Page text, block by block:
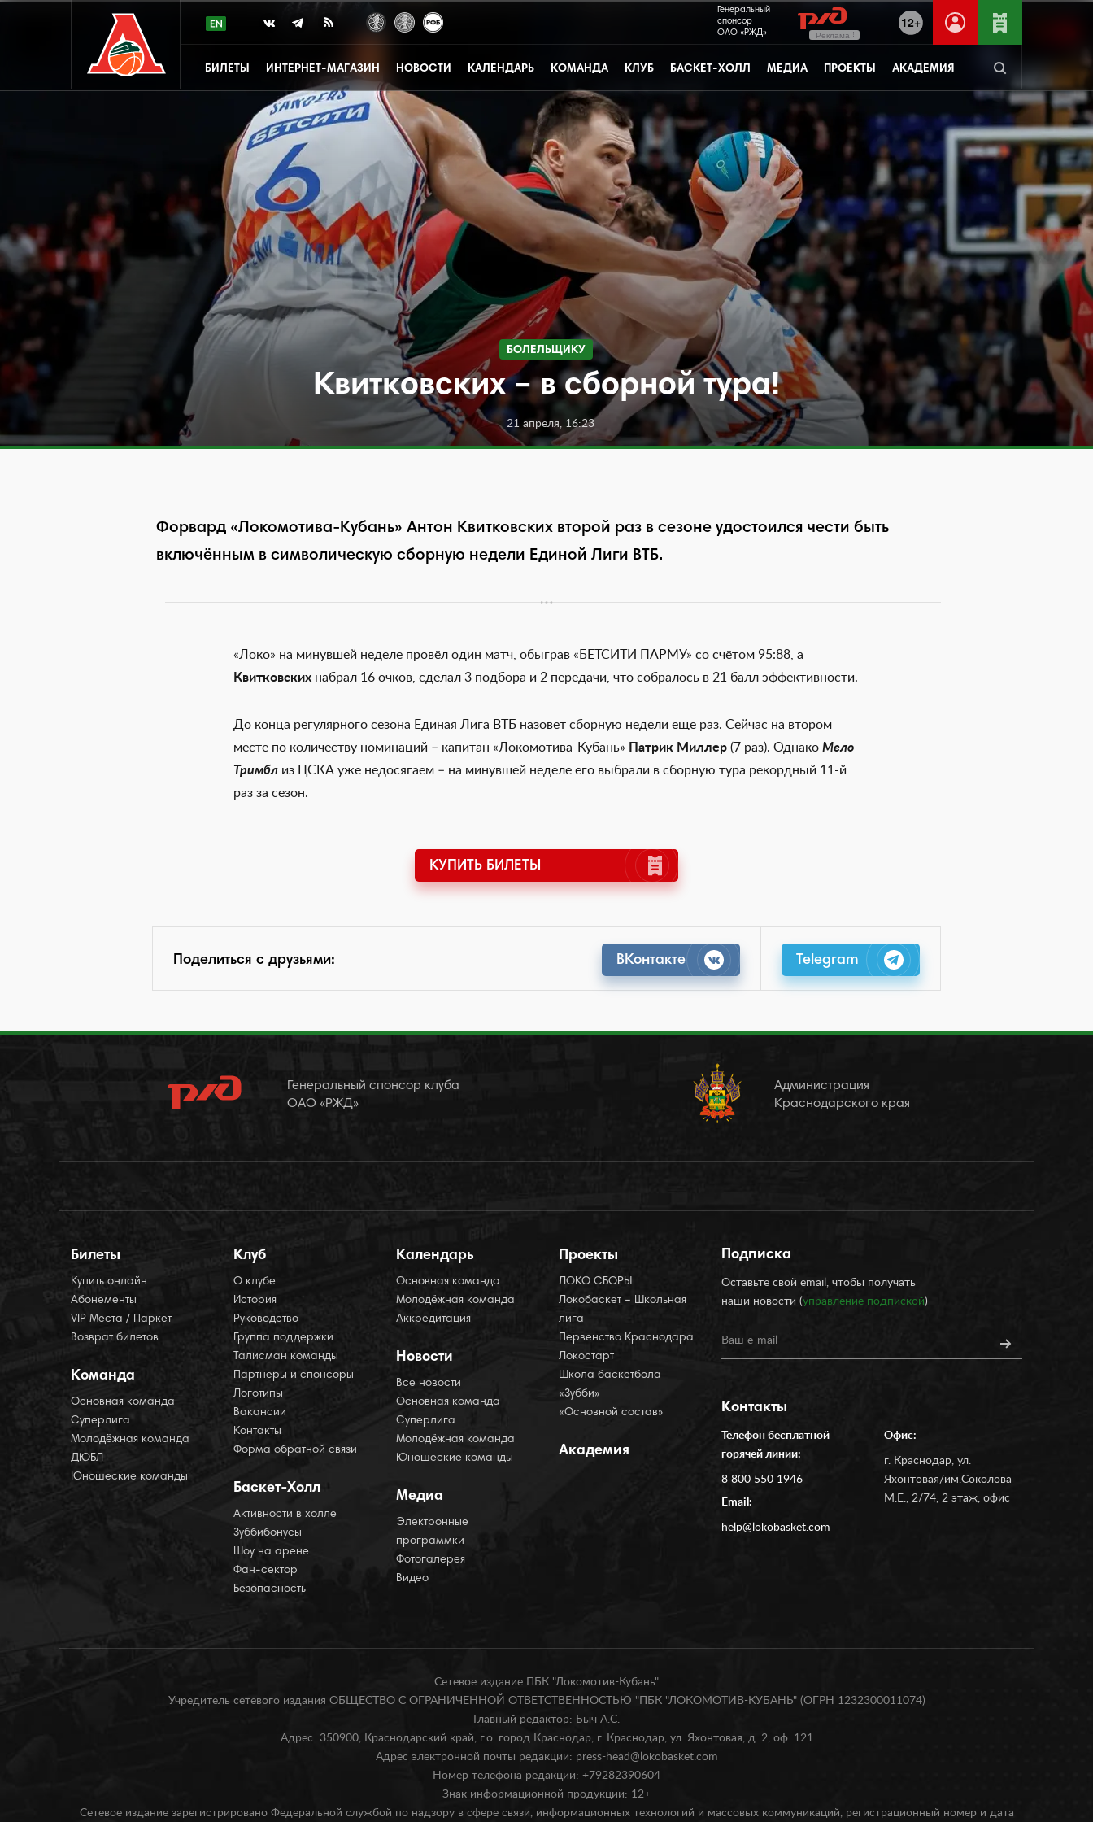
12+
Генеральный
спонсор
ОАО «РЖД»
Реклама
БИЛЕТЫ ИНТЕРНЕТ-МАГАЗИН НОВОСТИ КАЛЕНДАРЬ КОМАНДА КЛУБ БАСКЕТ-ХОЛЛ МЕДИА ПРОЕКТЫ АКАДЕМИЯ
БОЛЕЛЬЩИКУ
Квитковских – в сборной тура!
21 апреля, 16:23
Форвард «Локомотива-Кубань» Антон Квитковских второй раз в сезоне удостоился чести быть
включённым в символическую сборную недели Единой Лиги ВТБ.
«Локо» на минувшей неделе провёл один матч, обыграв «БЕТСИТИ ПАРМУ» со счётом 95:88, а
Квитковских набрал 16 очков, сделал 3 подбора и 2 передачи, что собралось в 21 балл эффективности.
До конца регулярного сезона Единая Лига ВТБ назовёт сборную недели ещё раз. Сейчас на втором
месте по количеству номинаций – капитан «Локомотива-Кубань» Патрик Миллер (7 раз). Однако Мело
Тримбл из ЦСКА уже недосягаем – на минувшей неделе его выбрали в сборную тура рекордный 11-й
раз за сезон.
КУПИТЬ БИЛЕТЫ
Поделиться с друзьями: ВКонтакте Telegram
Генеральный спонсор клуба
ОАО «РЖД»
Администрация
Краснодарского края
Билеты
Купить онлайн
Абонементы
VIP Места / Паркет
Возврат билетов
Команда
Основная команда
Суперлига
Молодёжная команда
ДЮБЛ
Юношеские команды
Клуб
О клубе
История
Руководство
Группа поддержки
Талисман команды
Партнеры и спонсоры
Логотипы
Вакансии
Контакты
Форма обратной связи
Баскет-Холл
Активности в холле
Зуббибонусы
Шоу на арене
Фан-сектор
Безопасность
Календарь
Основная команда
Молодёжная команда
Аккредитация
Новости
Все новости
Основная команда
Суперлига
Молодёжная команда
Юношеские команды
Медиа
Электронные
программки
Фотогалерея
Видео
Проекты
ЛОКО СБОРЫ
Локобаскет – Школьная
лига
Первенство Краснодара
Локостарт
Школа баскетбола
«Зубби»
«Основной состав»
Академия
Подписка
Оставьте свой email, чтобы получать
наши новости (управление подпиской)
Контакты
Телефон бесплатной
горячей линии:
8 800 550 1946
Email:
help@lokobasket.com
Офис:
г. Краснодар, ул.
Яхонтовая/им.Соколова
М.Е., 2/74, 2 этаж, офис
Сетевое издание ПБК "Локомотив-Кубань"
Учредитель сетевого издания ОБЩЕСТВО С ОГРАНИЧЕННОЙ ОТВЕТСТВЕННОСТЬЮ "ПБК "ЛОКОМОТИВ-КУБАНЬ" (ОГРН 1232300011074)
Главный редактор: Быч А.С.
Адрес: 350900, Краснодарский край, г.о. город Краснодар, г. Краснодар, ул. Яхонтовая, д. 2, оф. 121
Адрес электронной почты редакции: press-head@lokobasket.com
Номер телефона редакции: +79282390604
Знак информационной продукции: 12+
Сетевое издание зарегистрировано Федеральной службой по надзору в сфере связи, информационных технологий и массовых коммуникаций, регистрационный номер и дата